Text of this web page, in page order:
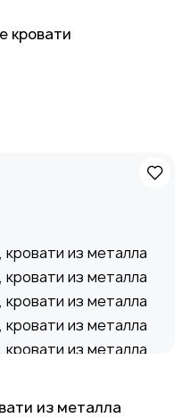
кровати
из металла